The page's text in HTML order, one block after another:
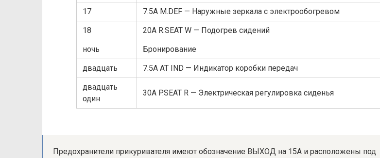
17 7.5A M.DEF — Наружные зеркала с электрообогревом
18 20A R.SEAT W — Подогрев сидений
ночь Бронирование
двадцать 7.5A AT IND — Индикатор коробки передач
двадцать
один
30A P.SEAT R — Электрическая регулировка сиденья
Предохранители прикуривателя имеют обозначение ВЫХОД на 15А и расположены под